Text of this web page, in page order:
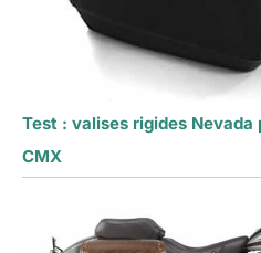
Test : valises rigides Nevada
CMX